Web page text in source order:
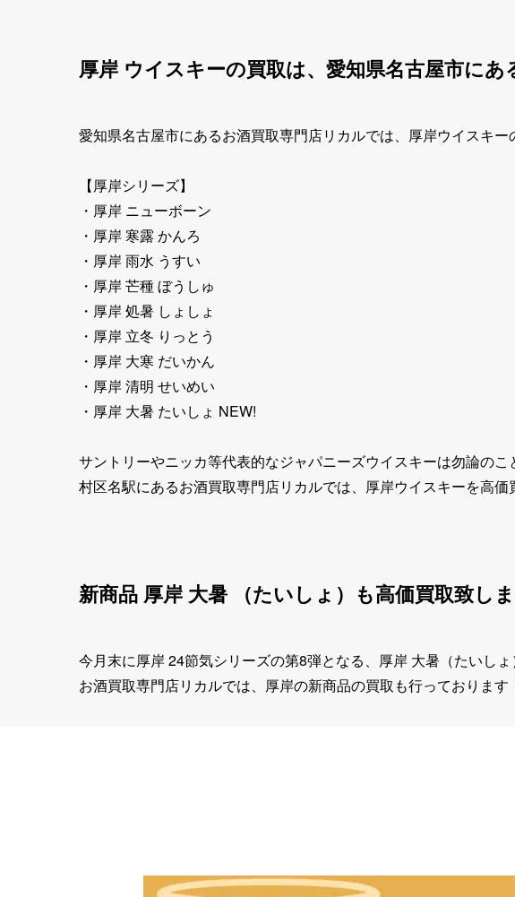
厚岸 ウイスキーの買取は、愛知県名古屋市に
愛知県名古屋市にあるお酒買取専門店リカルでは、厚岸ウイスキー
【厚岸シリーズ】
・厚岸 ニューボーン
・厚岸 寒露 かんろ
・厚岸 雨水 うすい
・厚岸 芒種 ぼうしゅ
・厚岸 処暑 しょしょ
・厚岸 立冬 りっとう
・厚岸 大寒 だいかん
・厚岸 清明 せいめい
・厚岸 大暑 たいしょ NEW!
サントリーやニッカ等代表的なジャパニーズウイスキーは勿論の
村区名駅にあるお酒買取専門店リカルでは、厚岸ウイスキーを高価
新商品 厚岸 大暑 （たいしょ）も高価買取致しま
今月末に厚岸 24節気シリーズの第8弾となる、厚岸 大暑（たいし
お酒買取専門店リカルでは、厚岸の新商品の買取も行っておりま